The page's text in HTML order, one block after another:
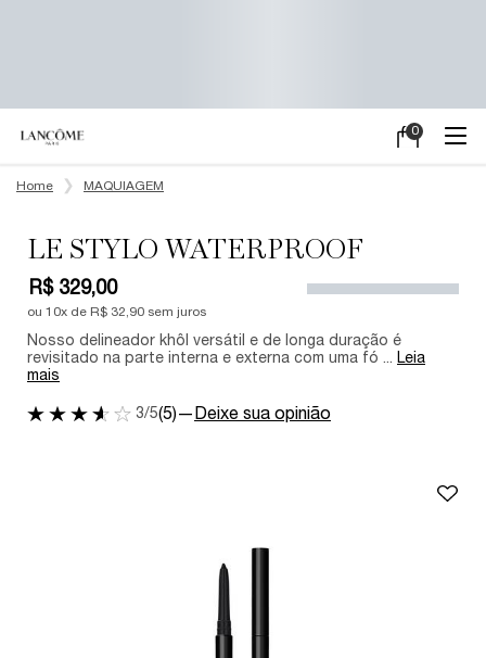
Meu
0
0 product in
Home
MAQUIAGEM
LE STYLO WATERPROOF
R$ 329,00
ou 10x de R$ 32,90 sem juros
Nosso delineador khôl versátil e de longa duração é
revisitado na parte interna e externa com uma fó ... Leia
mais
3/5(5)— Deixe sua opinião